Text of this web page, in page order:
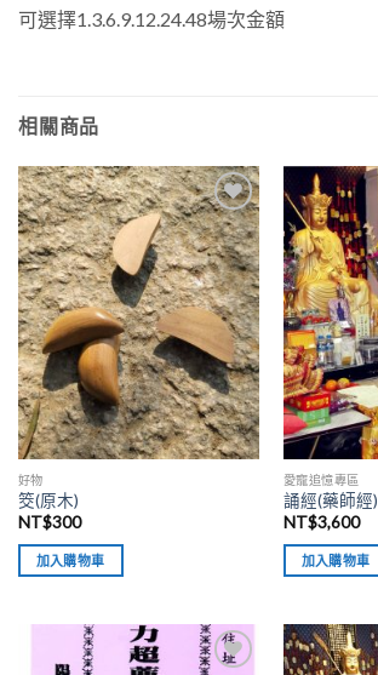
可選擇1.3.6.9.12.24.48場次金額
相關商品
加入
「願
望清
單」
好物
筊(原木)
NT$300
加入購物車
愛寵追憶專區
誦經(藥師經)
NT$3,600
加入購物車